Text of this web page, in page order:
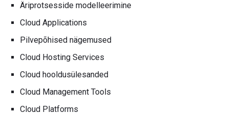
Äriprotsesside modelleerimine
Cloud Applications
Pilvepõhised nägemused
Cloud Hosting Services
Cloud hooldusülesanded
Cloud Management Tools
Cloud Platforms